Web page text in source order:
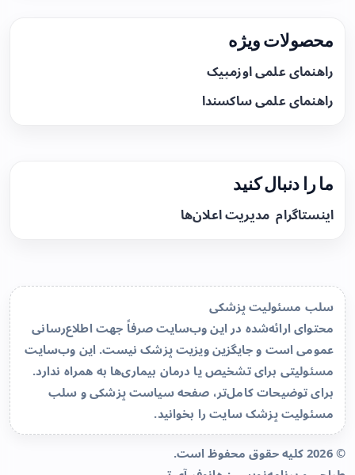
محصولات ویژه
راهنمای علمی اوزمپیک
راهنمای علمی ساکسندا
ما را دنبال کنید
اینستاگرام مدیریت اعلان‌ها
سلب مسئولیت پزشکی
محتوای ارائه‌شده در این وب‌سایت صرفاً جهت اطلاع‌رسانی
عمومی است و جایگزین ویزیت پزشک نیست. این وب‌سایت
مسئولیتی برای تشخیص یا درمان بیماری‌ها به همراه ندارد.
برای توضیحات کامل‌تر، صفحهسیاست پزشکی و سلب
مسئولیت پزشک سایترا بخوانید.
© 2026 کلیه حقوق محفوظ است.